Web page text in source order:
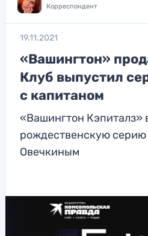
Корреспондент
19.11.2021
«Вашингтон»
Клуб выпустил
с капитаном
«Вашингтон Кэпиталз»
рождественскую
Овечкиным